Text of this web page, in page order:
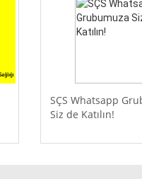
SÇS Whatsapp
Siz de Katılın!